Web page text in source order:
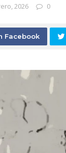
2026 0
Facebook